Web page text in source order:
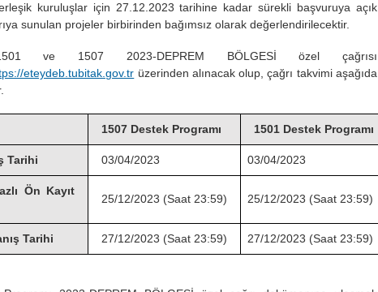
kuruluşlar için 27.12.2023 tarihine kadar sürekli başvuruya açık
sunulan projeler birbirinden bağımsız olarak değerlendirilecektir.
ve 1507 2023-DEPREM BÖLGESİ özel çağrısı
eteydeb.tubitak.gov.tr üzerinden alınacak olup, çağrı takvimi aşağıda
1507 Destek Programı 1501 Destek Programı
Tarihi 03/04/2023 03/04/2023
Ön Kayıt
25/12/2023 (Saat 23:59) 25/12/2023 (Saat 23:59)
Tarihi 27/12/2023 (Saat 23:59) 27/12/2023 (Saat 23:59)